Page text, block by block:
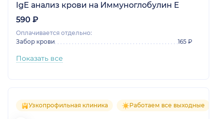
IgE анализ крови на Иммуноглобулин Е
590 ₽
Оплачивается отдельно:
Забор крови
165 ₽
Показать все
Узкопрофильная клиника Работаем все выходные